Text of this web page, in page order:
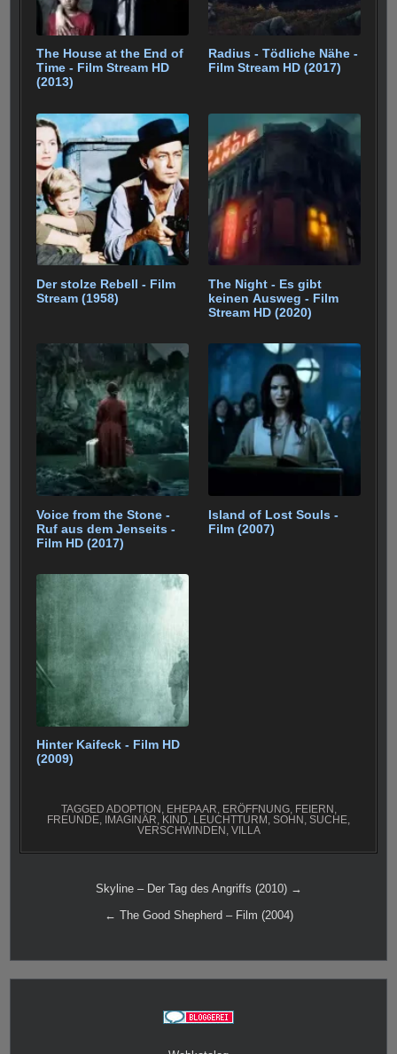
The House at the End of
Time - Film Stream HD
(2013)
Radius - Tödliche Nähe -
Film Stream HD (2017)
Der stolze Rebell - Film
Stream (1958)
The Night - Es gibt
keinen Ausweg - Film
Stream HD (2020)
Voice from the Stone -
Ruf aus dem Jenseits -
Film HD (2017)
Island of Lost Souls -
Film (2007)
Hinter Kaifeck - Film HD
(2009)
TAGGED ADOPTION EHEPAAR ERÖFFNUNG, FEIERN
FREUNDE IMAGINÄR KIND LEUCHTTURM SOHN SUCHE
VERSCHWINDEN VILLA
Beitragsnavigation
Skyline – Der Tag des Angriffs (2010) →
← The Good Shepherd – Film (2004)